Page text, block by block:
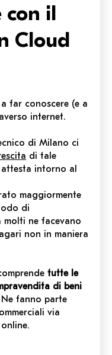
con il
Cloud
far conoscere (e a
internet.
di Milano ci
di tale
intorno al
maggiormente
di
molti ne facevano
non in maniera
tutte le
di beni
fanno parte
via